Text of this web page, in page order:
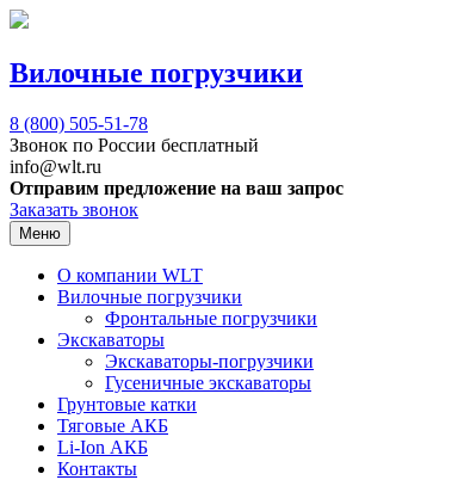
Вилочные погрузчики
8 (800) 505-51-78
Звонок по России бесплатный
info@wlt.ru
Отправим предложение на ваш запрос
Заказать звонок
Меню
О компании WLT
Вилочные погрузчики
Фронтальные погрузчики
Экскаваторы
Экскаваторы-погрузчики
Гусеничные экскаваторы
Грунтовые катки
Тяговые АКБ
Li-Ion АКБ
Контакты